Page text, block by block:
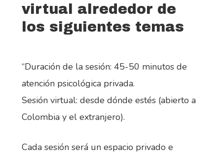
virtual alrededor de
los siguientes temas
“Duración de la sesión: 45-50 minutos de
atención psicológica privada.
Sesión virtual: desde dónde estés (abierto a
Colombia y el extranjero).
Cada sesión será un espacio privado e